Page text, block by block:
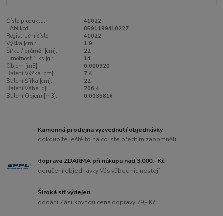
Číslo produktu:
41022
EAN kód:
8591199410227
Registrační číslo:
41022
Výška [cm]:
1,9
Šířka / průměr [cm]:
22
Hmotnost 1 ks [g]:
14
Objem [m3]:
0,000920
Balení Výška [cm]:
7,4
Balení Šířka [cm]:
22
Balení Váha [g]:
706,4
Balení Objem [m3]:
0,0035816
Kamenná prodejna vyzvednutí objednávky
dokoupíte ještě to na co jste předtím zapomněli
doprava ZDARMA při nákupu nad 3.000,- Kč
doručení objednávky Vás vůbec nic nestojí
Široká síť výdejen
dodání Zásilkovnou cena dopravy 79,- Kč